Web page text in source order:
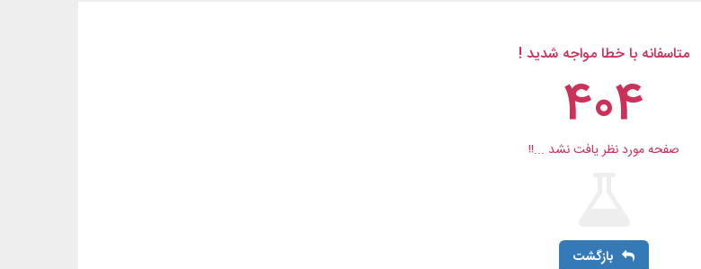
متاسفانه با خطا مواجه شدید !
404
صفحه مورد نظر یافت نشد ...!!
بازگشت